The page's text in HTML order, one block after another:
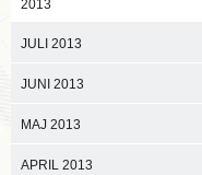
2013
JULI 2013
JUNI 2013
MAJ 2013
APRIL 2013